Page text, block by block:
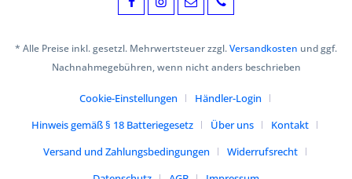
* Alle Preise inkl. gesetzl. Mehrwertsteuer zzgl.Versandkosten und ggf.
Nachnahmegebühren, wenn nicht anders beschrieben
Cookie-Einstellungen
Händler-Login
Hinweis gemäß § 18 Batteriegesetz
Über uns
Kontakt
Versand und Zahlungsbedingungen
Widerrufsrecht